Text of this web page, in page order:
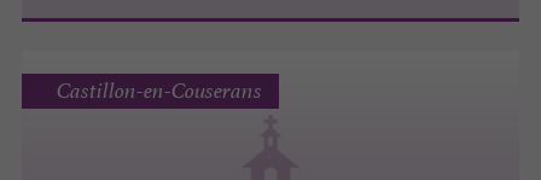
Castillon-en-Couserans